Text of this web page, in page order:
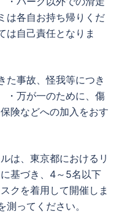
は各自お持ち帰りくだ
は自己責任となりま
た事故、怪我等につき
・万が一のために、傷
険などへの加入をおす
は、東京都におけるリ
基づき、4～5名以下
クを着用して開催しま
ってください。